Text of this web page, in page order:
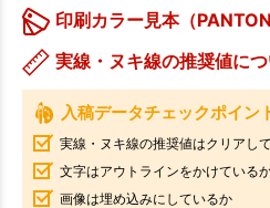
印刷カラー見本（
実線・ヌキ線の推奨値に
入稿データチェックポイン
実線・ヌキ線の推奨値はクリアし
文字はアウトラインをかけている
画像は埋め込みにしているか